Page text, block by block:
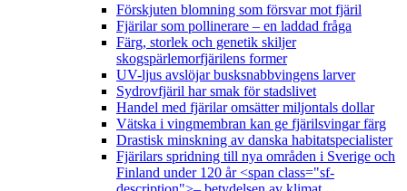
Förskjuten blomning som försvar mot fjäril
Fjärilar som pollinerare – en laddad fråga
Färg, storlek och genetik skiljer
skogspärlemorfjärilens former
UV-ljus avslöjar busksnabbvingens larver
Sydrovfjäril har smak för stadslivet
Handel med fjärilar omsätter miljontals dollar
Vätska i vingmembran kan ge fjärilsvingar färg
Drastisk minskning av danska habitatspecialister
Fjärilars spridning till nya områden i Sverige och
Finland under 120 år <span class="sf-